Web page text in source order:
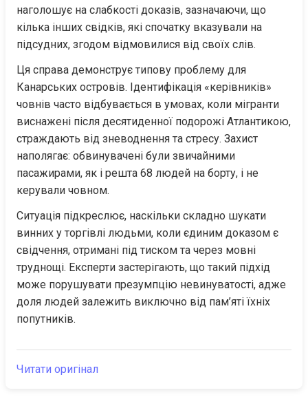
наголошує на слабкості доказів, зазначаючи, що
кілька інших свідків, які спочатку вказували на
підсудних, згодом відмовилися від своїх слів.
Ця справа демонструє типову проблему для
Канарських островів. Ідентифікація «керівників»
човнів часто відбувається в умовах, коли мігранти
виснажені після десятиденної подорожі Атлантикою,
страждають від зневоднення та стресу. Захист
наполягає: обвинувачені були звичайними
пасажирами, як і решта 68 людей на борту, і не
керували човном.
Ситуація підкреслює, наскільки складно шукати
винних у торгівлі людьми, коли єдиним доказом є
свідчення, отримані під тиском та через мовні
труднощі. Експерти застерігають, що такий підхід
може порушувати презумпцію невинуватості, адже
доля людей залежить виключно від пам’яті їхніх
попутників.
Читати оригінал